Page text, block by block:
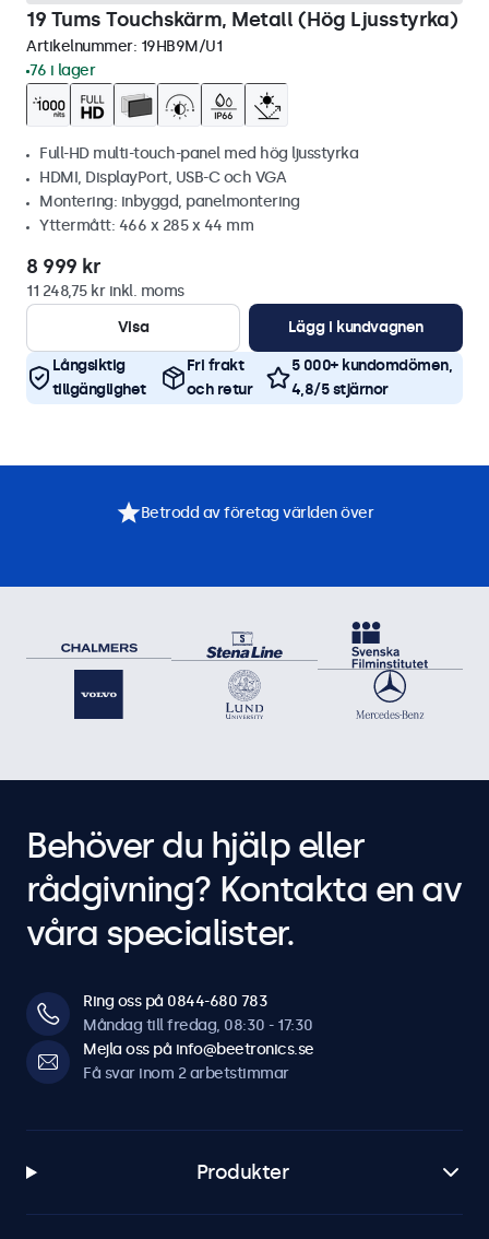
19 Tums Touchskärm, Metall (Hög Ljusstyrka)
Artikelnummer: 19HB9M/U1
76 i lager
Full-HD multi-touch-panel med hög ljusstyrka
HDMI, DisplayPort, USB-C och VGA
Montering: inbyggd, panelmontering
Yttermått: 466 x 285 x 44 mm
8 999 kr
11 248,75 kr inkl. moms
Visa
Lägg i kundvagnen
Långsiktig
tillgänglighet
Fri frakt
och retur
5 000+ kundomdömen,
4,8/5 stjärnor
Betrodd av företag världen över
Behöver du hjälp eller
rådgivning? Kontakta en av
våra specialister.
Ring oss på 0844-680 783
Måndag till fredag, 08:30 - 17:30
Mejla oss på info@beetronics.se
Få svar inom 2 arbetstimmar
Produkter